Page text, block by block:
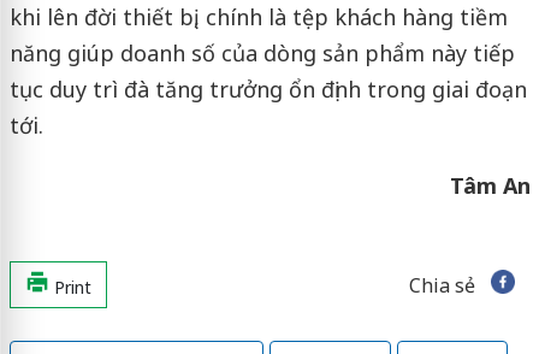
khi lên đời thiết bị, chính là tệp khách hàng tiềm
năng giúp doanh số của dòng sản phẩm này tiếp
tục duy trì đà tăng trưởng ổn định trong giai đoạn
tới.
Tâm An
Print Chia sẻ